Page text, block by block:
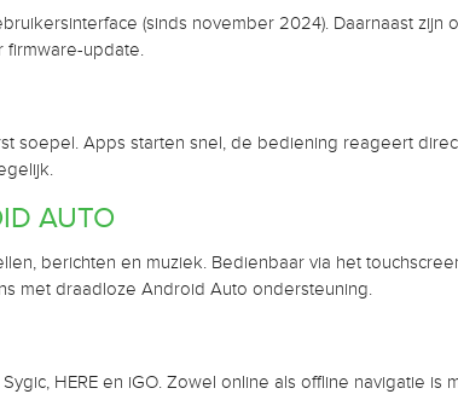
(sinds november 2024). Daarnaast zijn
firmware-update.
soepel. Apps starten snel, de bediening reageert
AUTO
berichten en muziek. Bedienbaar via het
met draadloze Android Auto ondersteuning.
HERE en iGO. Zowel online als offline navigatie